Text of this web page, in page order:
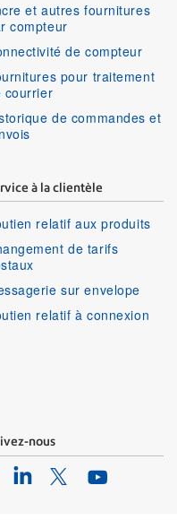
et autres fournitures
compteur
de compteur
pour traitement
courrier
de commandes et
à la clientèle
relatif aux produits
de tarifs
sur envelope
relatif à connexion
nous
LinkedinTwitterYoutube